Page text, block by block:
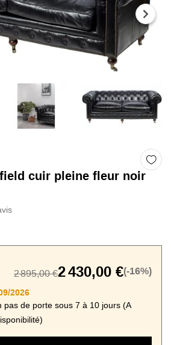
cuir pleine fleur noir
2 895,00 €2 430,00 €(-16%)
2026
pas de porte sous 7 à 10 jours (A